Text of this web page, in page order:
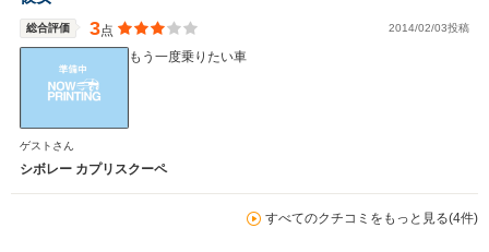
総合評価 3点 2014/02/03投稿
もう一度乗りたい車
ゲストさん
シボレー カプリスクーペ
すべてのクチコミをもっと見る(4件)